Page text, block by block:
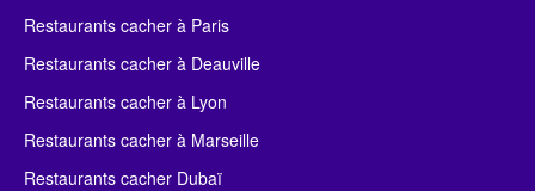
Restaurants cacher à Paris
Restaurants cacher à Deauville
Restaurants cacher à Lyon
Restaurants cacher à Marseille
Restaurants cacher Dubaï